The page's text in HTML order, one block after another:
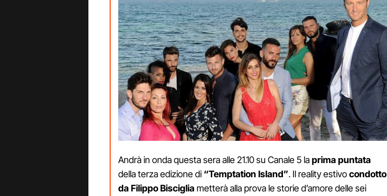
Andrà in onda questa sera alle 21.10 su Canale 5 laprima puntata
della terza edizione di “Temptation Island”. Il reality estivocondotto
da Filippo Bisciglia metterà alla prova le storie d’amore delle sei